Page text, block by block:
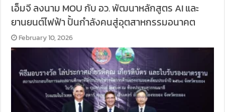
เอ็มจี ลงนาม MOU กับ อว. พัฒนาหลักสูตร AI และ
ยานยนต์ไฟฟ้า ปั้นกำลังคนสู่อุตสาหกรรมอนาคต
February 10, 2026